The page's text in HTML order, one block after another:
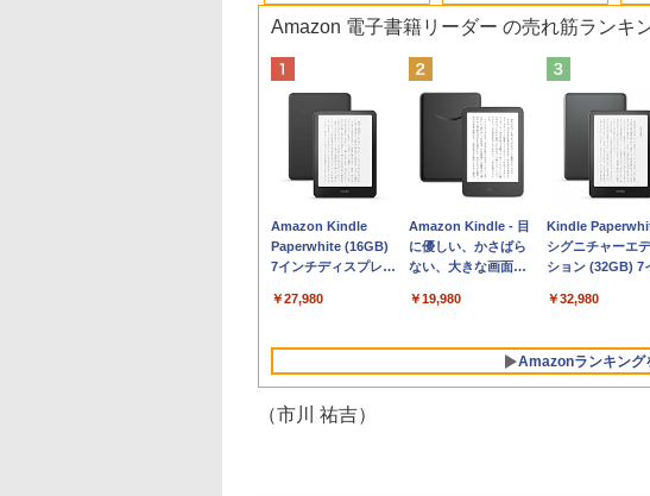
Apple 2026
MacBook Neo A18
Proチップ搭載13イ
AIとApple
設計、Liquid Retina
ユニファイドメモ
リ、512GB SSDスト
レージ、1080p
￥137,800
tomtoc 360°保護
15.6 16インチ パソコ
ンケース Dell NEC
dynabook Lenovo
￥2,952
Apple 2026
MacBook Air M5
ップ搭載13イン
Apple
Retinaディスプ
イ、24GBユニフ
ドメモリ、1TB
￥298,901
Xbox プリペイドカ
ード 10,000円 デジタ
ルコード 【旧 Xbox
ラインコード]
￥10,000
Robloxギフトカード
- 800 Robux 【限定
バーチャルアイテム
ンゲームコード】 ロ
インコード版
￥1,300
Microsoft Office
Home &
2024(最新 永続
版|Windows11、
￥39,582
生成AIパスポート公
式テキスト 第４版
￥1,766
AIイラスト表現辞典:
思い通りの絵を引き
出す プロンプトの言
ズ (はぴーイラスト
￥99
ClaudeCode いち
んやさしい 教科
非エンジニア 初
マニュアル AI副
もKindle出版に
非エンジニアの
のAIコーディン
￥99
Amazon 電子書籍リーダー の売れ筋ランキ
Amazon Kindle
Paperwhite (16GB)
7インチディスプレ
ト、12週間持続バッ
ブラック
￥27,980
Amazon Kindle - 目
に優しい、かさばら
ない、大きな画面で
続バッテリー、6イン
書籍リーダー、ブラ
ック、16GB、広告な
し
￥19,980
Kindle
シグニチャーエ
ション (32GB) 7
るさ自動調整、色
持続バッテリー
告なし、メタリ
ブラック
￥32,980
Amazonランキング
（市川 祐吉）